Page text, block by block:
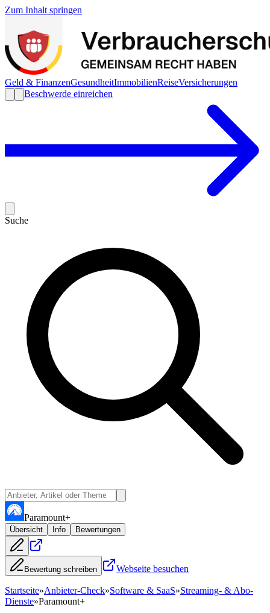
Zum Inhalt springen
Geld & FinanzenGesundheitImmobilienReiseVersicherungen
Beschwerde einreichen
Suche
Paramount+
Übersicht Info Bewertungen
Bewertung schreiben Webseite besuchen
Startseite»Anbieter-Check»Software & SaaS»Streaming- & Abo-
Dienste»Paramount+